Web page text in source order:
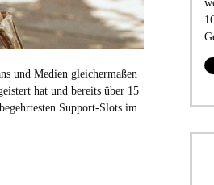
und Medien gleichermaßen
hat und bereits über 15
Support-Slots im